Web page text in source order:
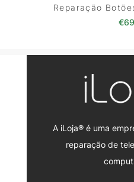
Reparação
€
A iLoja® é uma
reparação de